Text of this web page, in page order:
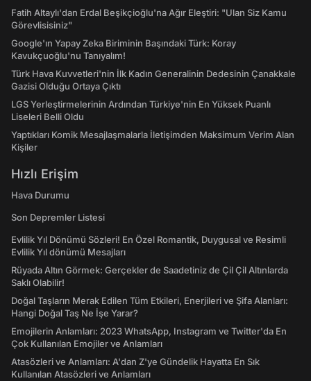
Fatih Altaylı'dan Erdal Beşikçioğlu'na Ağır Eleştiri: "Ulan Siz Kamu
Görevlisisiniz"
Google'ın Yapay Zeka Biriminin Başındaki Türk: Koray
Kavukçuoğlu'nu Tanıyalım!
Türk Hava Kuvvetleri'nin İlk Kadın Generalinin Dedesinin Çanakkale
Gazisi Olduğu Ortaya Çıktı
LGS Yerleştirmelerinin Ardından Türkiye'nin En Yüksek Puanlı
Liseleri Belli Oldu
Yaptıkları Komik Mesajlaşmalarla İletişimden Maksimum Verim Alan
Kişiler
Hızlı Erişim
Hava Durumu
Son Depremler Listesi
Evlilik Yıl Dönümü Sözleri! En Özel Romantik, Duygusal ve Resimli
Evlilik Yıl dönümü Mesajları
Rüyada Altın Görmek: Gerçekler de Saadetiniz de Çil Çil Altınlarda
Saklı Olabilir!
Doğal Taşların Merak Edilen Tüm Etkileri, Enerjileri ve Şifa Alanları:
Hangi Doğal Taş Ne İşe Yarar?
Emojilerin Anlamları: 2023 WhatsApp, Instagram ve Twitter'da En
Çok Kullanılan Emojiler ve Anlamları
Atasözleri ve Anlamları: A'dan Z'ye Gündelik Hayatta En Sık
Kullanılan Atasözleri ve Anlamları